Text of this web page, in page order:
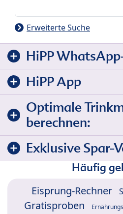
Erweiterte Suche
HiPP
HiPP App
Optimale
berechnen:
Exklusive Spar-
Häufig
Eisprung-Rechner
Gratisproben